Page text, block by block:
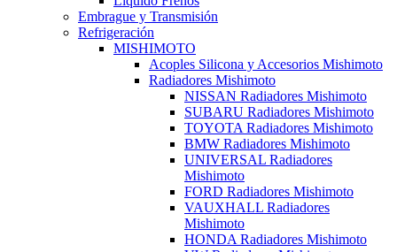
Embrague y Transmisión
Refrigeración
MISHIMOTO
Acoples Silicona y Accesorios Mishimoto
Radiadores Mishimoto
NISSAN Radiadores Mishimoto
SUBARU Radiadores Mishimoto
TOYOTA Radiadores Mishimoto
BMW Radiadores Mishimoto
UNIVERSAL Radiadores
Mishimoto
FORD Radiadores Mishimoto
VAUXHALL Radiadores
Mishimoto
HONDA Radiadores Mishimoto